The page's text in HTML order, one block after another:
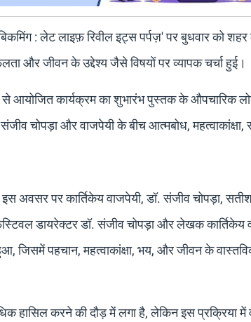
: लेट लाइफ़ रिवील इट्स पर्पज़' पर बुधवार को
और जीवन के उद्देश्य जैसे विषयों पर व्यापक चर्चा हुई।
से आयोजित कार्यक्रम का शुभारंभ पुस्तक के औपचारिक
चोपड़ा और वाजपेयी के बीच आत्मबोध, महत्वाकांक्षा,
पर कार्तिकेय वाजपेयी, डॉ. संजीव चोपड़ा,
डायरेक्टर डॉ. संजीव चोपड़ा और लेखक कार्तिकेय
पहचान, महत्वाकांक्षा, भय, और जीवन के
हासिल करने की दौड़ में लगा है, लेकिन इस प्रक्रिया